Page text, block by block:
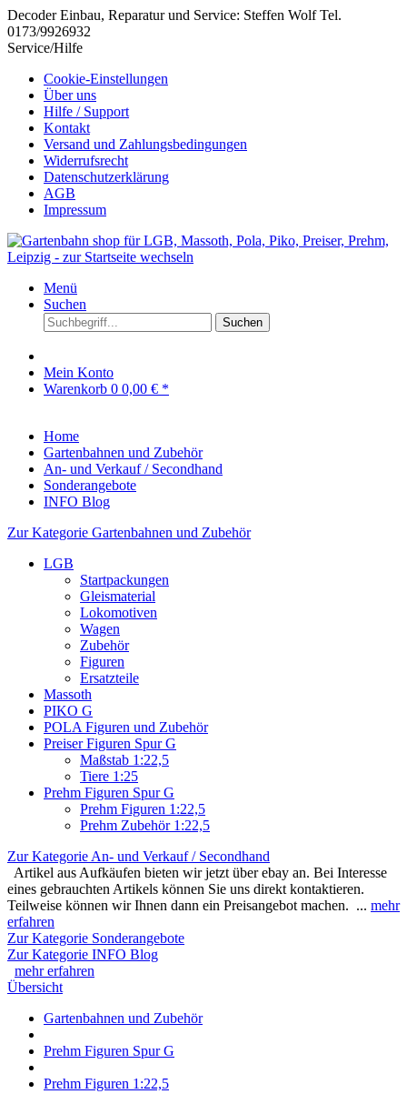
Decoder Einbau, Reparatur und Service: Steffen Wolf Tel.
0173/9926932
Service/Hilfe
Cookie-Einstellungen
Über uns
Hilfe / Support
Kontakt
Versand und Zahlungsbedingungen
Widerrufsrecht
Datenschutzerklärung
AGB
Impressum
Menü
Suchen
Suchen
Mein Konto
Warenkorb 0 0,00 € *
Home
Gartenbahnen und Zubehör
An- und Verkauf / Secondhand
Sonderangebote
INFO Blog
Zur Kategorie Gartenbahnen und Zubehör
LGB
Startpackungen
Gleismaterial
Lokomotiven
Wagen
Zubehör
Figuren
Ersatzteile
Massoth
PIKO G
POLA Figuren und Zubehör
Preiser Figuren Spur G
Maßstab 1:22,5
Tiere 1:25
Prehm Figuren Spur G
Prehm Figuren 1:22,5
Prehm Zubehör 1:22,5
Zur Kategorie An- und Verkauf / Secondhand
Artikel aus Aufkäufen bieten wir jetzt über ebay an. Bei Interesse
eines gebrauchten Artikels können Sie uns direkt kontaktieren.
Teilweise können wir Ihnen dann ein Preisangebot machen. ... mehr
erfahren
Zur Kategorie Sonderangebote
Zur Kategorie INFO Blog
mehr erfahren
Übersicht
Gartenbahnen und Zubehör
Prehm Figuren Spur G
Prehm Figuren 1:22,5